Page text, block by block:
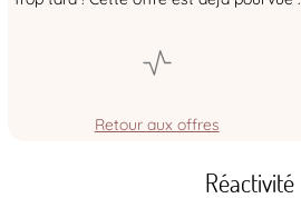
Retour aux offres
Réactivité